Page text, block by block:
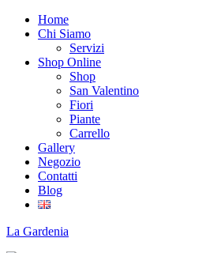
Home
Chi Siamo
Servizi
Shop Online
Shop
San Valentino
Fiori
Piante
Carrello
Gallery
Negozio
Contatti
Blog
La Gardenia